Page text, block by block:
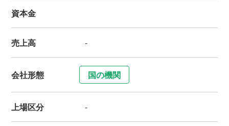
資本金
売上高 -
会社形態 国の機関
上場区分 -